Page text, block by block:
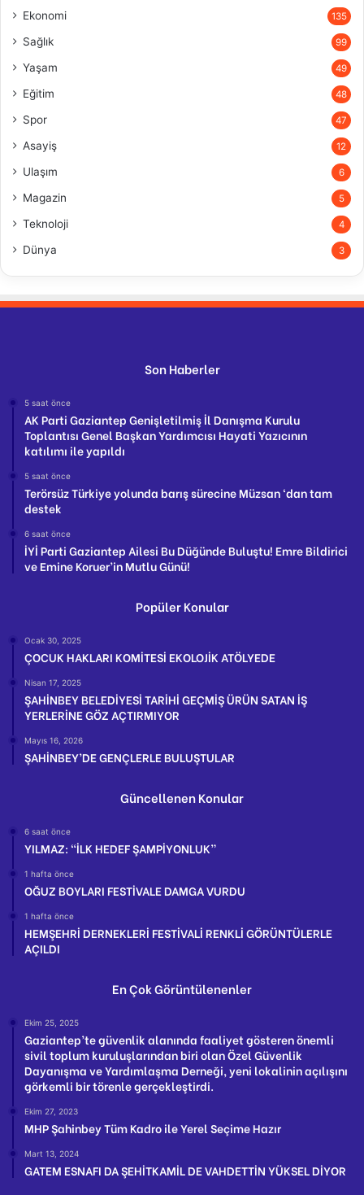
Ekonomi 135
Sağlık 99
Yaşam 49
Eğitim 48
Spor 47
Asayiş 12
Ulaşım 6
Magazin 5
Teknoloji 4
Dünya 3
Son Haberler
5 saat önce
AK Parti Gaziantep Genişletilmiş İl Danışma Kurulu
Toplantısı Genel Başkan Yardımcısı Hayati Yazıcının
katılımı ile yapıldı
5 saat önce
Terörsüz Türkiye yolunda barış sürecine Müzsan ‘dan tam
destek
6 saat önce
İYİ Parti Gaziantep Ailesi Bu Düğünde Buluştu! Emre Bildirici
ve Emine Koruer’in Mutlu Günü!
Popüler Konular
Ocak 30, 2025
ÇOCUK HAKLARI KOMİTESİ EKOLOJİK ATÖLYEDE
Nisan 17, 2025
ŞAHİNBEY BELEDİYESİ TARİHİ GEÇMİŞ ÜRÜN SATAN İŞ
YERLERİNE GÖZ AÇTIRMIYOR
Mayıs 16, 2026
ŞAHİNBEY’DE GENÇLERLE BULUŞTULAR
Güncellenen Konular
6 saat önce
YILMAZ: “İLK HEDEF ŞAMPİYONLUK”
1 hafta önce
OĞUZ BOYLARI FESTİVALE DAMGA VURDU
1 hafta önce
HEMŞEHRİ DERNEKLERİ FESTİVALİ RENKLİ GÖRÜNTÜLERLE
AÇILDI
En Çok Görüntülenenler
Ekim 25, 2025
Gaziantep’te güvenlik alanında faaliyet gösteren önemli
sivil toplum kuruluşlarından biri olan Özel Güvenlik
Dayanışma ve Yardımlaşma Derneği, yeni lokalinin açılışını
görkemli bir törenle gerçekleştirdi.
Ekim 27, 2023
MHP Şahinbey Tüm Kadro ile Yerel Seçime Hazır
Mart 13, 2024
GATEM ESNAFI DA ŞEHİTKAMİL DE VAHDETTİN YÜKSEL DİYOR